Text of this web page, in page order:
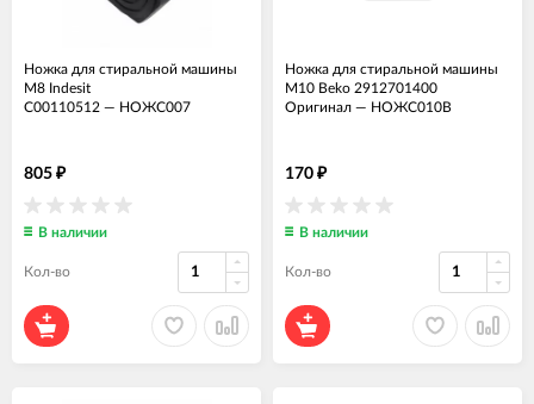
Ножка для стиральной машины
М8 Indesit
C00110512 — НОЖС007
805 ₽
В наличии
Кол-во
Ножка для стиральной машины
М10 Beko 2912701400
Оригинал — НОЖС010В
170 ₽
В наличии
Кол-во